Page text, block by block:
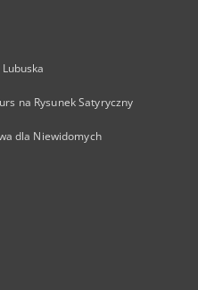
na Rysunek Satyryczny
dla Niewidomych